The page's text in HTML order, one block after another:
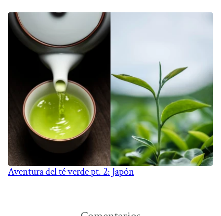
Aventura del té verde pt. 2: Japón